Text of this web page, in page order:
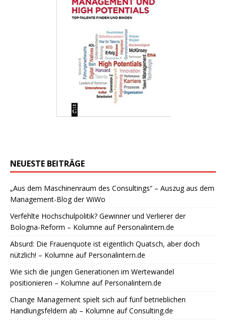
NEUESTE BEITRÄGE
„Aus dem Maschinenraum des Consultings“ – Auszug aus dem
Management-Blog der WiWo
Verfehlte Hochschulpolitik? Gewinner und Verlierer der
Bologna-Reform – Kolumne auf Personalintern.de
Absurd: Die Frauenquote ist eigentlich Quatsch, aber doch
nützlich! – Kolumne auf Personalintern.de
Wie sich die jungen Generationen im Wertewandel
positionieren – Kolumne auf Personalintern.de
Change Management spielt sich auf fünf betrieblichen
Handlungsfeldern ab – Kolumne auf Consulting.de